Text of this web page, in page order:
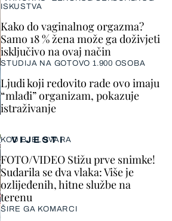
VIJESTI
KOD BJELOVARA
FOTO/VIDEO Stižu prve snimke!
Sudarila se dva vlaka: Više je
ozlijeđenih, hitne službe na
terenu
ŠIRE GA KOMARCI
ISKUSTVA
Kako do vaginalnog orgazma?
Samo 18 % žena može ga doživjeti
isključivo na ovaj način
STUDIJA NA GOTOVO 1.900 OSOBA
Ljudi koji redovito rade ovo imaju
“mlađi” organizam, pokazuje
istraživanje